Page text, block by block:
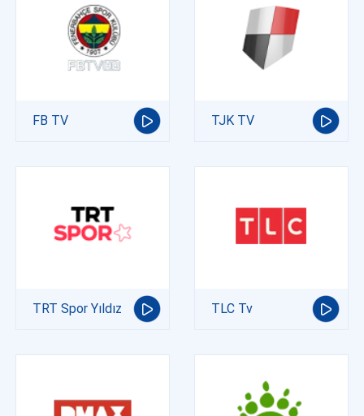
FB TV TJK TV
TRT Spor Yıldız TLC Tv